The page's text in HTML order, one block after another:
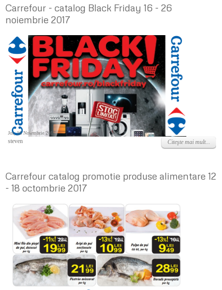
Carrefour - catalog Black Friday 16 - 26
noiembrie 2017
Joi, 16 Noiembrie 2017
steven Citeşte mai mult...
Carrefour catalog promotie produse alimentare 12
- 18 octombrie 2017